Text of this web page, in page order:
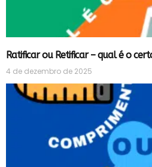
Ratificar ou Retificar – qual é o
4 de dezembro de 2025